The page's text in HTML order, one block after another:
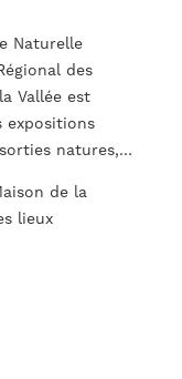
Naturelle
des
Vallée est
expositions
natures,…
de la
lieux